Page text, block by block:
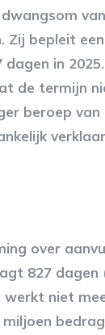
Zij bepleit
in
de termijn
beroep van
over
827 dagen
niet